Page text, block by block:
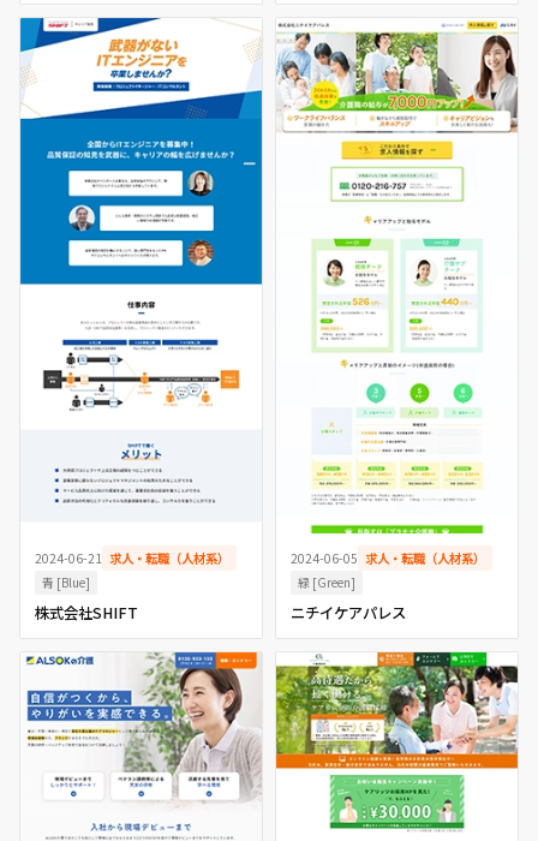
2024-06-21 求人・転職（人材系）
青 [Blue]
株式会社SHIFT
2024-06-05 求人・転職（人材系）
緑 [Green]
ニチイケアパレス